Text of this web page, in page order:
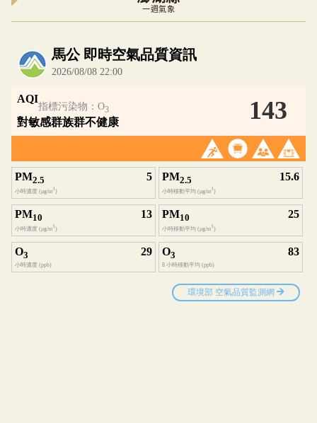
一週氣象
內嵌空氣品質小工具為視覺預覽，完整即時空